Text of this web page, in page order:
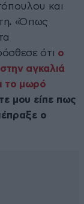
και
. «Όπως
ότι ο
αγκαλιά
το μωρό
μου είπε πως
ο